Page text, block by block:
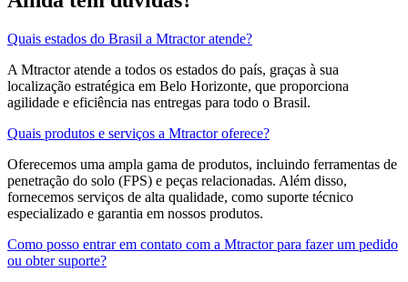
Quais estados do Brasil a Mtractor atende?
A Mtractor atende a todos os estados do país, graças à sua
localização estratégica em Belo Horizonte, que proporciona
agilidade e eficiência nas entregas para todo o Brasil.
Quais produtos e serviços a Mtractor oferece?
Oferecemos uma ampla gama de produtos, incluindo ferramentas de
penetração do solo (FPS) e peças relacionadas. Além disso,
fornecemos serviços de alta qualidade, como suporte técnico
especializado e garantia em nossos produtos.
Como posso entrar em contato com a Mtractor para fazer um pedido
ou obter suporte?